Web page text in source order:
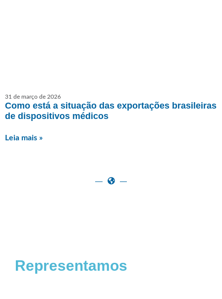
Como está a situação das exportações brasileiras
de dispositivos médicos
31 de março de 2026
Leia mais »
Representamos